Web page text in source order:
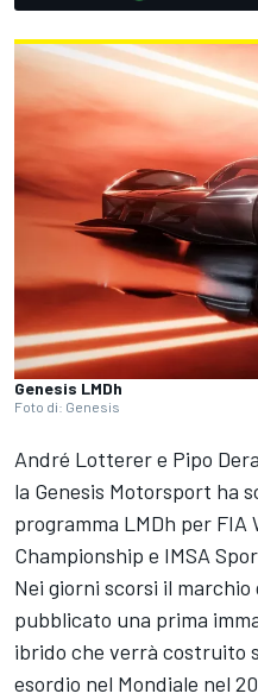
Genesis LMDh
Foto di: Genesis
André Lotterer e Pipo
la Genesis Motorsport ha
programma LMDh per FIA
Championship e IMSA
Nei giorni scorsi il
pubblicato una prima
ibrido che verrà costruito
esordio nel Mondiale nel